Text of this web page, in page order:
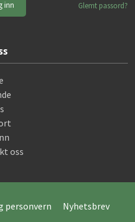
Glemt passord?
oss
personvern Nyhetsbrev